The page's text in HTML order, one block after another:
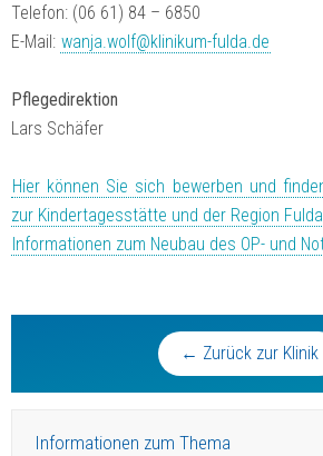
← Zurück zur Klinik
Informationen zum Thema
Telefon: (06 61) 84 – 6850
E-Mail: wanja.wolf@​klinikum-fulda.de
Pflegedirektion
Lars Schäfer
Hier können Sie sich bewerben und
zur Kindertagesstätte und der Region
Informationen zum Neubau des OP- und